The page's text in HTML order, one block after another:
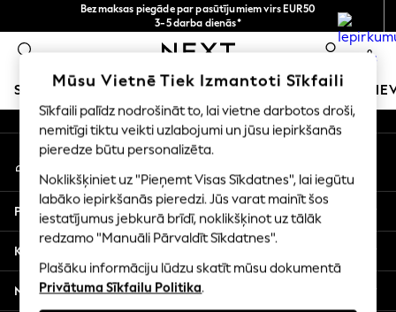
Bezmaksas piegāde par pasūtījumiem virs EUR50
3-5 darba dienās*
Tagad jūs varat
iepirkties latviešu valodā!
0
SKOLAS APĢĒRBS MEITENES ZĒNI MAZULIS
SCHOOLWEAR
All Boys Schoolwear
Shoes
Trousers
Shorts
Shirts
Polo Shirts
Sweatshirts & Jumpers
An error occurred on client
Mūsu sociālie tīkli
Mans konts
Pierakstieties savā kontā
Palīdzība
Konfidencialitāte un juridiskā informācija
Nodaļas
Mūsu Vietnē Tiek Izmantoti Sīkfaili
Sīkfaili palīdz nodrošināt to, lai vietne darbotos droši,
nemitīgi tiktu veikti uzlabojumi un jūsu iepirkšanās
pieredze būtu personalizēta.
Noklikšķiniet uz "Pieņemt Visas Sīkdatnes", lai iegūtu
labāko iepirkšanās pieredzi. Jūs varat mainīt šos
iestatījumus jebkurā brīdī, noklikšķinot uz tālāk
redzamo "Manuāli Pārvaldīt Sīkdatnes".
Plašāku informāciju lūdzu skatīt mūsu dokumentā
Privātuma Sīkfailu Politika.